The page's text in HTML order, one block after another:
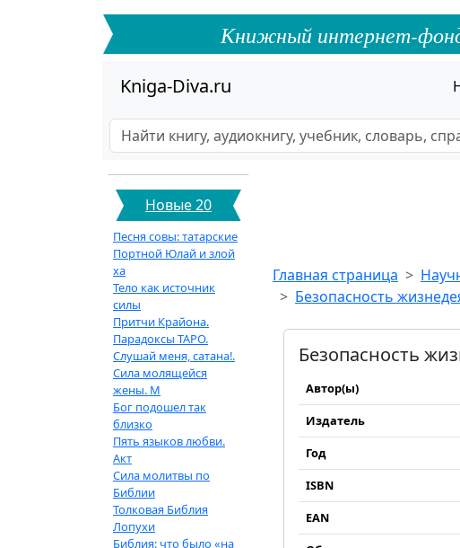
Книжный интернет-фонд
Kniga-Diva.ru
Новые 20
Песня совы: татарские
Портной Юлай и злой
ха
Тело как источник
силы
Притчи Крайона.
Парадоксы ТАРО.
Слушай меня, сатана!.
Сила молящейся
жены. М
Бог подошел так
близко
Пять языков любви.
Акт
Сила молитвы по
Библии
Толковая Библия
Лопухи
Библия: что было «на
Главная страница
Безопасность
Безопасность
Автор(ы)
Издатель
Год
ISBN
EAN